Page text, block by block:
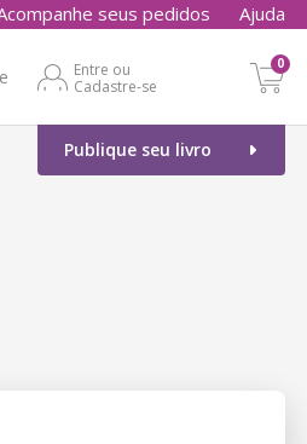
seus pedidos Ajuda
Entre ou
Cadastre-se
0
Publique seu livro